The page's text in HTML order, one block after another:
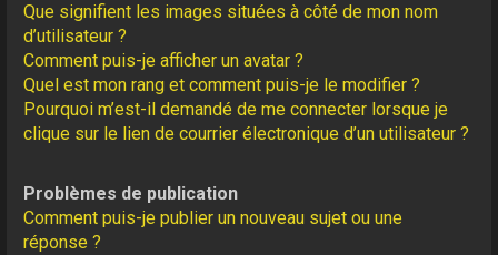
Que signifient les images situées à côté de mon nom
d’utilisateur ?
Comment puis-je afficher un avatar ?
Quel est mon rang et comment puis-je le modifier ?
Pourquoi m’est-il demandé de me connecter lorsque je
clique sur le lien de courrier électronique d’un utilisateur ?
Problèmes de publication
Comment puis-je publier un nouveau sujet ou une
réponse ?